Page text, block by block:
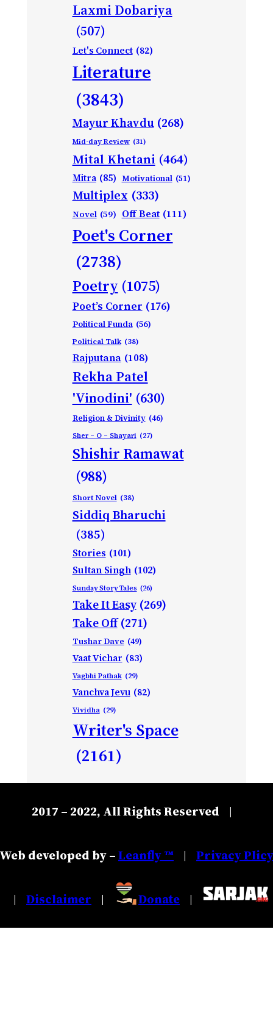
Laxmi Dobariya
(507)
Let's Connect (82)
Literature
(3843)
Mayur Khavdu (268)
Mid-day Review (31)
Mital Khetani (464)
Mitra (85) Motivational (51)
Multiplex (333)
Novel (59) Off Beat (111)
Poet's Corner
(2738)
Poetry (1075)
Poet’s Corner (176)
Political Funda (56)
Political Talk (38)
Rajputana (108)
Rekha Patel
'Vinodini' (630)
Religion & Divinity (46)
Sher – O – Shayari (27)
Shishir Ramawat
(988)
Short Novel (38)
Siddiq Bharuchi
(385)
Stories (101)
Sultan Singh (102)
Sunday Story Tales (26)
Take It Easy (269)
Take Off (271)
Tushar Dave (49)
Vaat Vichar (83)
Vagbhi Pathak (29)
Vanchva Jevu (82)
Vividha (29)
Writer's Space
(2161)
2017 – 2022, All Rights Reserved |
Web developed by –Leanfly ™ | Privacy Plicy
| Disclaimer | Donate |